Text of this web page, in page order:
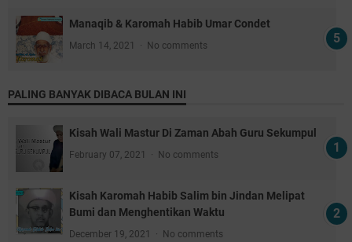
Manaqib & Karomah Habib Umar Condet
March 14, 2021 No comments
PALING BANYAK DIBACA BULAN INI
Kisah Wali Mastur Di Zaman Abah Guru Sekumpul
February 07, 2021 No comments
Kisah Karomah Habib Salim bin Jindan Melipat
Bumi dan Menghentikan Waktu
December 19, 2021 No comments